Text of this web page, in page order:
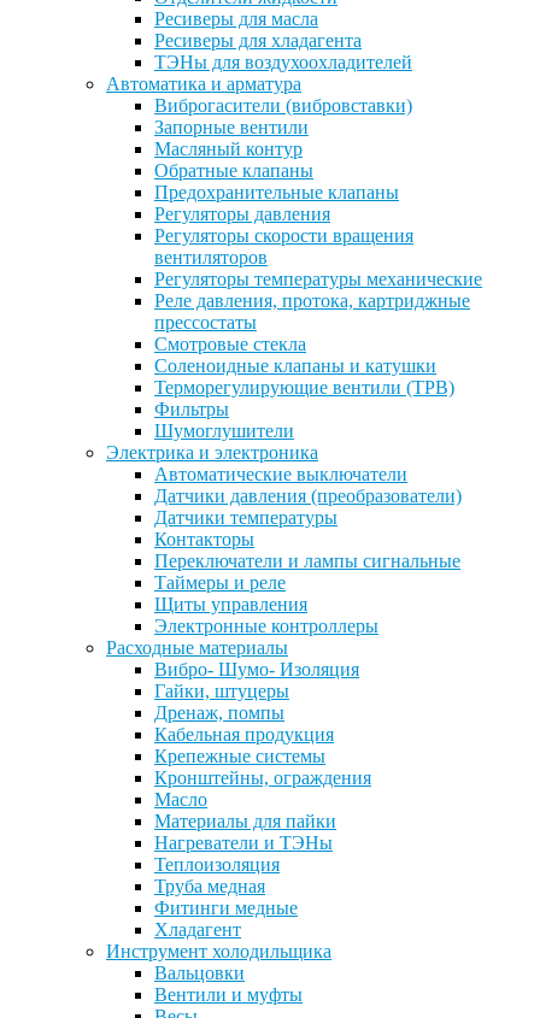
Ресиверы для масла
Ресиверы для хладагента
ТЭНы для воздухоохладителей
Автоматика и арматура
Виброгасители (вибровставки)
Запорные вентили
Масляный контур
Обратные клапаны
Предохранительные клапаны
Регуляторы давления
Регуляторы скорости вращения
вентиляторов
Регуляторы температуры механические
Реле давления, протока, картриджные
прессостаты
Смотровые стекла
Соленоидные клапаны и катушки
Терморегулирующие вентили (ТРВ)
Фильтры
Шумоглушители
Электрика и электроника
Автоматические выключатели
Датчики давления (преобразователи)
Датчики температуры
Контакторы
Переключатели и лампы сигнальные
Таймеры и реле
Щиты управления
Электронные контроллеры
Расходные материалы
Вибро- Шумо- Изоляция
Гайки, штуцеры
Дренаж, помпы
Кабельная продукция
Крепежные системы
Кронштейны, ограждения
Масло
Материалы для пайки
Нагреватели и ТЭНы
Теплоизоляция
Труба медная
Фитинги медные
Хладагент
Инструмент холодильщика
Вальцовки
Вентили и муфты